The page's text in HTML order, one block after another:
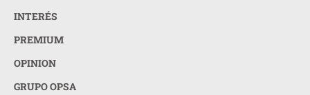
INTERÉS
PREMIUM
OPINION
GRUPO OPSA